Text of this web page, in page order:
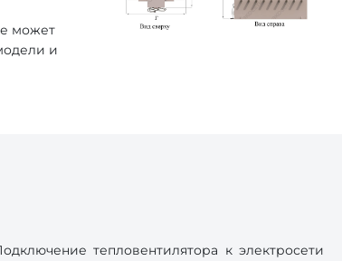
может
и
тепловентилятора к электросети